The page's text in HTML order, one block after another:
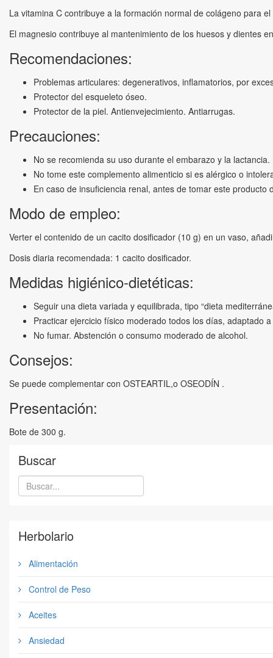
La vitamina C contribuye a la formación normal de colágeno para
El magnesio contribuye al mantenimiento de los huesos y dientes
Recomendaciones:
Problemas articulares: degenerativos, inflamatorios, por
Protector del esqueleto óseo.
Protector de la piel. Antienvejecimiento. Antiarrugas.
Precauciones:
No se recomienda su uso durante el embarazo y la lactancia.
No tome este complemento alimenticio si es alérgico o
En caso de insuficiencia renal, antes de tomar este
Modo de empleo:
Verter el contenido de un cacito dosificador (10 g) en un vaso,
Dosis diaria recomendada: 1 cacito dosificador.
Medidas higiénico-dietéticas:
Seguir una dieta variada y equilibrada, tipo “dieta
Practicar ejercicio físico moderado todos los días, adaptado
No fumar. Abstención o consumo moderado de alcohol.
Consejos:
Se puede complementar con OSTEARTIL,o OSEODÍN .
Presentación:
Bote de 300 g.
Buscar
Herbolario
Alimentación
Control de Peso
Aceites
Ansiedad